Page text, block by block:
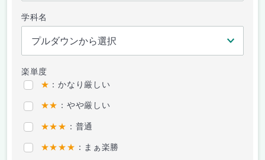
学科名
楽単度
★ ：かなり厳しい
★★ ：やや厳しい
★★★ ：普通
★★★★ ：まぁ楽勝